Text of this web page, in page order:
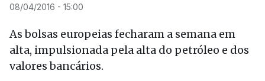
08/04/2016 - 15:00
As bolsas europeias fecharam a semana em
alta, impulsionada pela alta do petróleo e dos
valores bancários.